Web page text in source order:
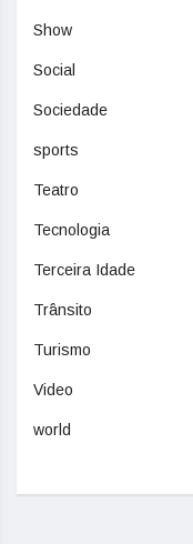
Show
Social
Sociedade
sports
Teatro
Tecnologia
Terceira Idade
Trânsito
Turismo
Video
world